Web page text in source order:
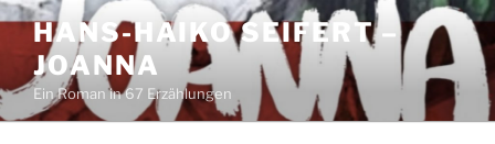
Zum
Inhalt
springen
HANS-HAIKO SEIFERT –
JOANNA
Ein Roman in 67 Erzählungen